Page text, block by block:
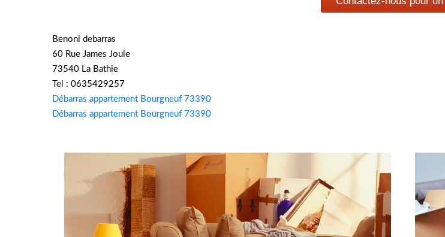
Benoni debarras
60 Rue James Joule
73540 La Bathie
Tel : 0635429257
Débarras appartement Bourgneuf 73390
Débarras appartement Bourgneuf 73390